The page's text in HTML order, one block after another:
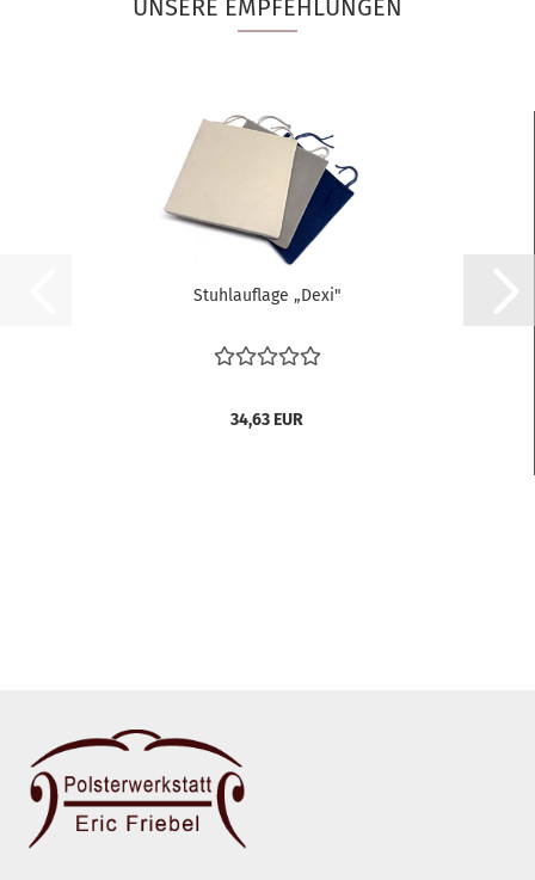
UNSERE EMPFEHLUNGEN
Stuhlauflage „Dexi"
34,63 EUR